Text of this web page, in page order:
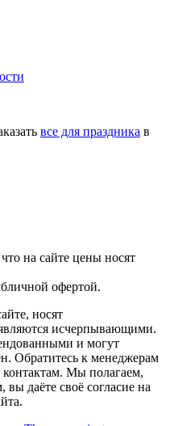
все для праздника в
на сайте цены носят
офертой.
носят
исчерпывающими.
и могут
Обратитесь к менеджерам
Мы полагаем,
даёте своё согласие на